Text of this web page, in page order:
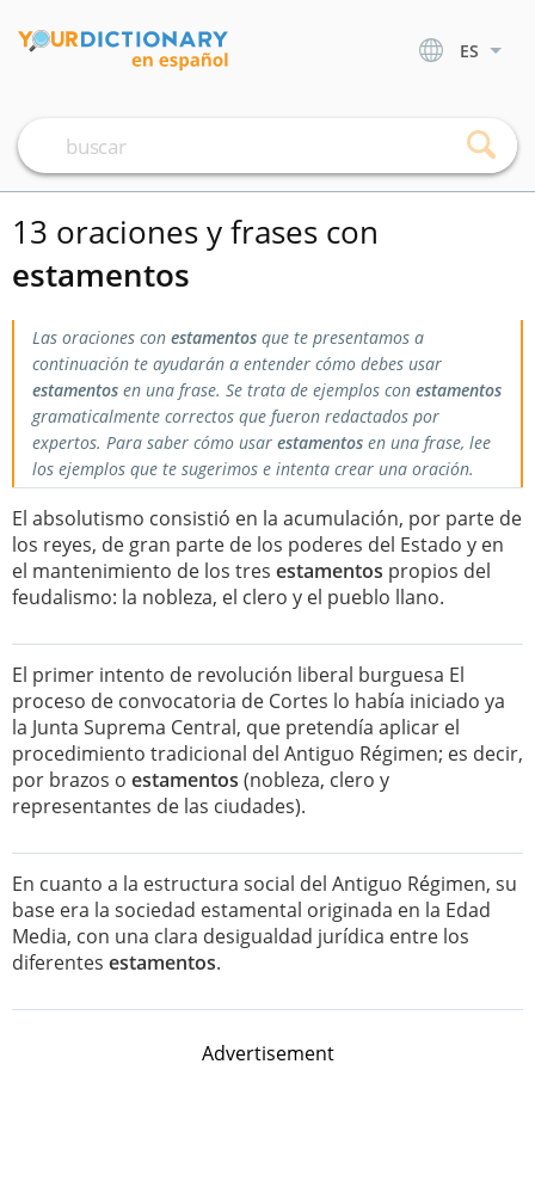
ES
13 oraciones y frases con
estamentos
Las oraciones con estamentos que te presentamos a
continuación te ayudarán a entender cómo debes usar
estamentos en una frase. Se trata de ejemplos con estamentos
gramaticalmente correctos que fueron redactados por
expertos. Para saber cómo usar estamentos en una frase, lee
los ejemplos que te sugerimos e intenta crear una oración.
El absolutismo consistió en la acumulación, por parte de
los reyes, de gran parte de los poderes del Estado y en
el mantenimiento de los tres estamentos propios del
feudalismo: la nobleza, el clero y el pueblo llano.
El primer intento de revolución liberal burguesa El
proceso de convocatoria de Cortes lo había iniciado ya
la Junta Suprema Central, que pretendía aplicar el
procedimiento tradicional del Antiguo Régimen; es decir,
por brazos o estamentos (nobleza, clero y
representantes de las ciudades).
En cuanto a la estructura social del Antiguo Régimen, su
base era la sociedad estamental originada en la Edad
Media, con una clara desigualdad jurídica entre los
diferentes estamentos.
Advertisement